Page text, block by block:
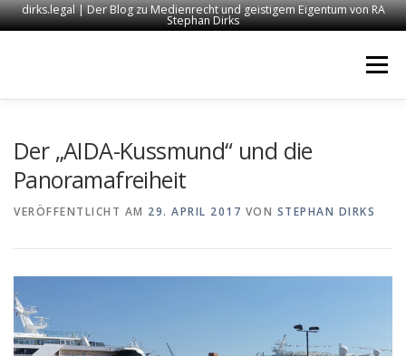
dirks.legal | Der Blog zu Medienrecht und geistigem Eigentum von RA
Stephan Dirks
Menü
Der „AIDA-Kussmund“ und die
Panoramafreiheit
VERÖFFENTLICHT AM 29. APRIL 2017 VON STEPHAN DIRKS